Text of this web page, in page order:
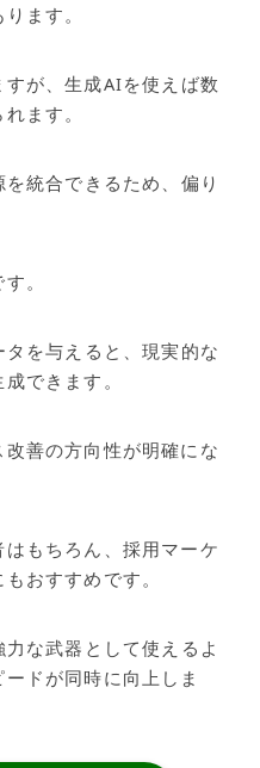
ます。
が、生成AIを使えば数
ます。
統合できるため、偏り
。
を与えると、現実的な
できます。
善の方向性が明確にな
もちろん、採用マーケ
おすすめです。
な武器として使えるよ
ドが同時に向上しま